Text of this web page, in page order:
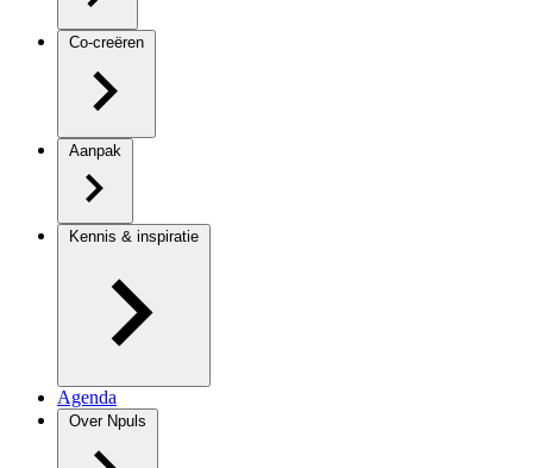
Co-creëren
Aanpak
Kennis & inspiratie
Agenda
Over Npuls